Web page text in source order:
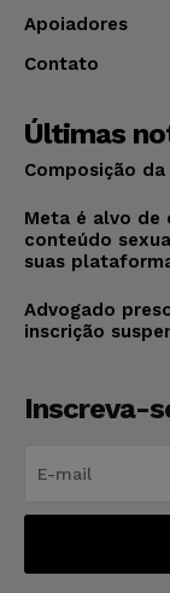
Apoiadores
Contato
Últimas
Composição
Meta é alvo de
conteúdo
suas
Advogado
inscrição
Inscreva-